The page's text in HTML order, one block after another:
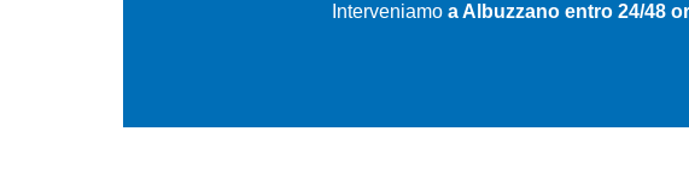
Interveniamo a Albuzzano entro 24/48